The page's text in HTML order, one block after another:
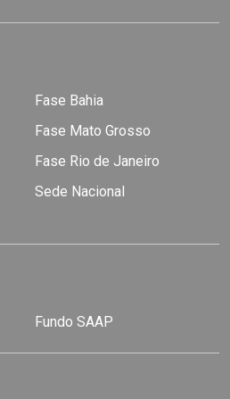
Fase Bahia
Fase Mato Grosso
Fase Rio de Janeiro
Sede Nacional
Fundo SAAP